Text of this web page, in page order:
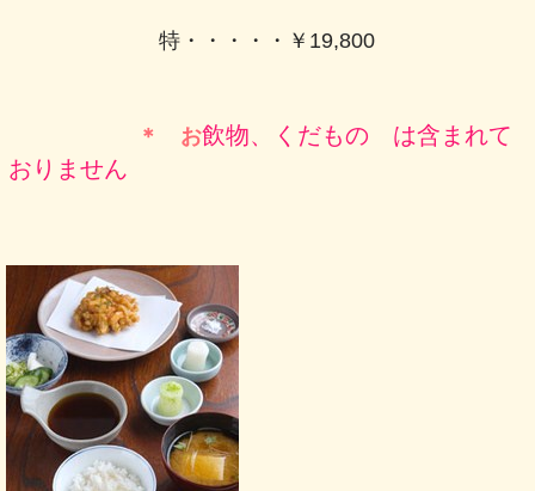
特・・・・・￥19,800
＊ お飲物、くだもの は含まれて
おりません